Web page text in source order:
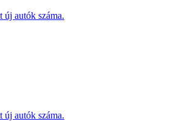
új autók száma.
új autók száma.